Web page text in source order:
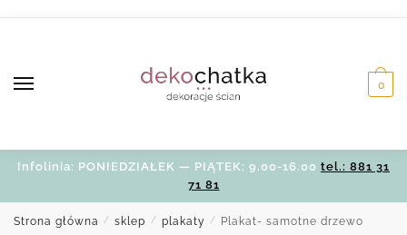
0
Infolinia: PONIEDZIAŁEK — PIĄTEK: 9.00-16.00 tel.: 881 31
71 81
Strona główna / sklep / plakaty / Plakat- samotne drzewo